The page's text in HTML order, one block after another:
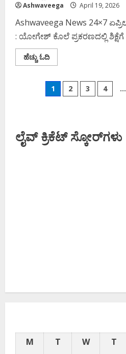
Ashwaveega April 19, 2026
Ashwaveega News 24×7
: ಯೋಗೇಶ್ ಕೊಲೆ ಪ್ರಕರಣದಲ್ಲಿ ಶಿಕ್ಷೆಗೆ
ಹೆಚ್ಚು ಓದಿRead
more
ಪಾಲಾದ
ವಿನಯ್‌
–
Posts
1 2 3 4 …
ಲೈವ್ ಕ್ರಿಕೆಟ್ ಸ್ಕೋರ್‌ಗಳು
M T W T